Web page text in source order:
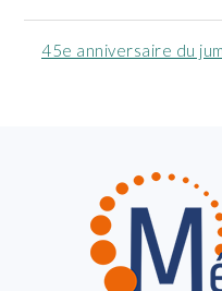
précédent
:
Article
45e anniversaire du